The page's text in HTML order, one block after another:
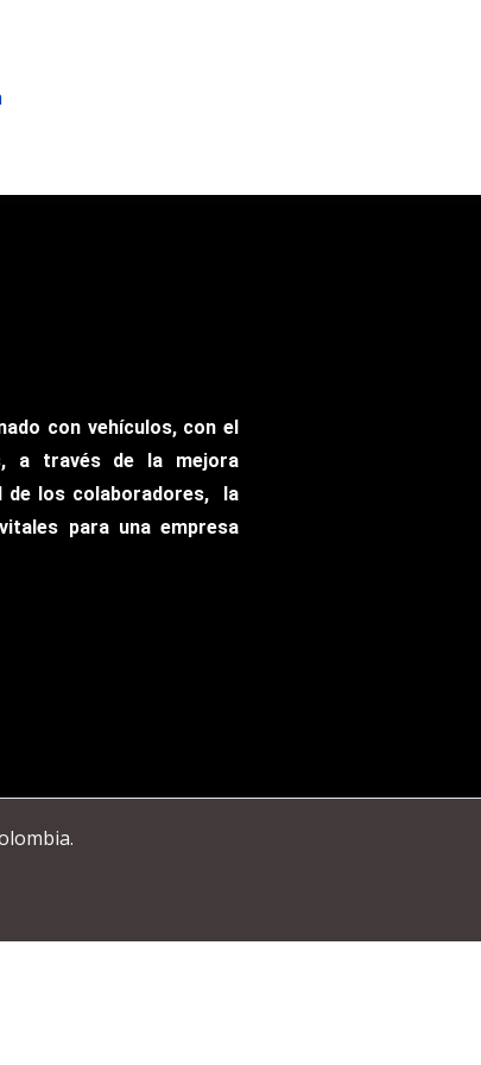
con vehículos, con el
a través de la mejora
de los colaboradores, la
para una empresa